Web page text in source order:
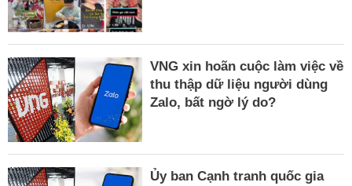
VNG xin hoãn cuộc làm việc về
thu thập dữ liệu người dùng
Zalo, bất ngờ lý do?
Ủy ban Cạnh tranh quốc gia